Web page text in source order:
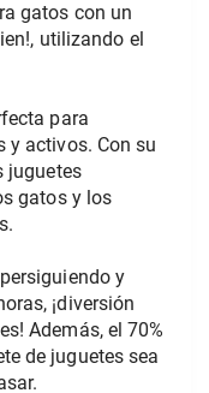
gatos con un
utilizando el
para
y activos. Con su
juguetes
gatos y los
y
¡diversión
Además, el 70%
de juguetes sea